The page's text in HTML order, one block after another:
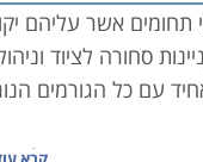
אשר עליהם
סחורה לציוד
עם כל הגורמים
האנושי, ניהול